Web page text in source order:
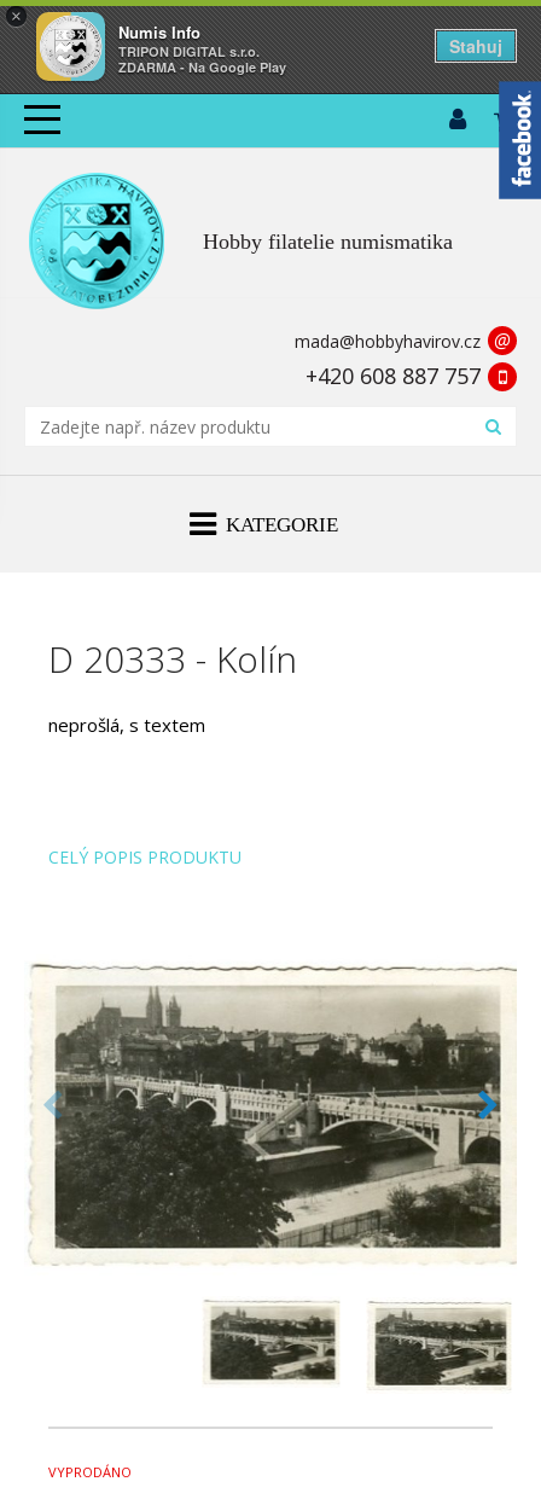
×
Numis Info
TRIPON DIGITAL s.r.o.
ZDARMA - Na Google Play
Stahuj
Hobby filatelie numismatika
mada@hobbyhavirov.cz @
+420 608 887 757
KATEGORIE
D 20333 - Kolín
neprošlá, s textem
CELÝ POPIS PRODUKTU
VYPRODÁNO